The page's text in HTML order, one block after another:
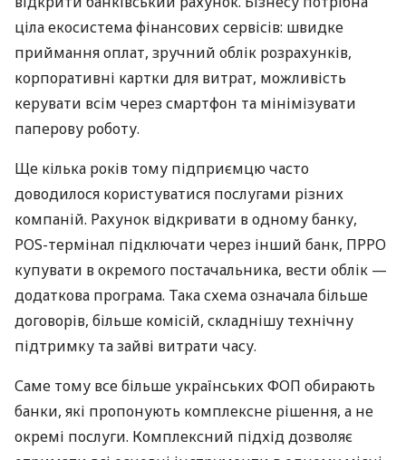
ціла екосистема фінансових сервісів: швидке
приймання оплат, зручний облік розрахунків,
корпоративні картки для витрат, можливість
керувати всім через смартфон та мінімізувати
паперову роботу.
Ще кілька років тому підприємцю часто
доводилося користуватися послугами різних
компаній. Рахунок відкривати в одному банку,
POS-термінал підключати через інший банк, ПРРО
купувати в окремого постачальника, вести облік —
додаткова програма. Така схема означала більше
договорів, більше комісій, складнішу технічну
підтримку та зайві витрати часу.
Саме тому все більше українських ФОП обирають
банки, які пропонують комплексне рішення, а не
окремі послуги. Комплексний підхід дозволяє